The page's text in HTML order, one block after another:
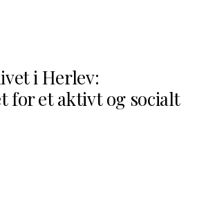
i Herlev:
for et aktivt og socialt